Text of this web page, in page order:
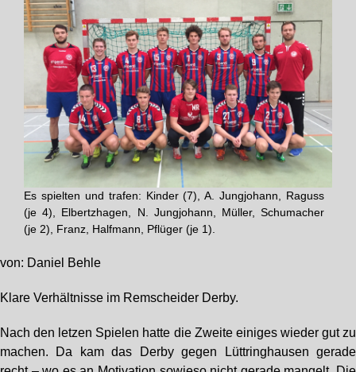
Es spielten und trafen: Kinder (7), A. Jungjohann, Raguss
(je 4), Elbertzhagen, N. Jungjohann, Müller, Schumacher
(je 2), Franz, Halfmann, Pflüger (je 1).
von: Daniel Behle
Klare Verhältnisse im Remscheider Derby.
Nach den letzen Spielen hatte die Zweite einiges wieder gut zu
machen. Da kam das Derby gegen Lüttringhausen gerade